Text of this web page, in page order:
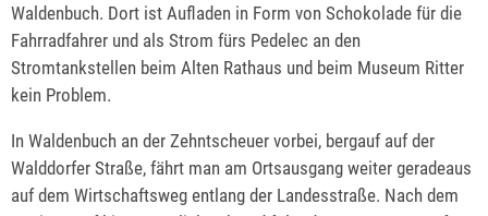
Waldenbuch. Dort ist Aufladen in Form von Schokolade für die
Fahrradfahrer und als Strom fürs Pedelec an den
Stromtankstellen beim Alten Rathaus und beim Museum Ritter
kein Problem.
In Waldenbuch an der Zehntscheuer vorbei, bergauf auf der
Walddorfer Straße, fährt man am Ortsausgang weiter geradeaus
auf dem Wirtschaftsweg entlang der Landesstraße. Nach dem